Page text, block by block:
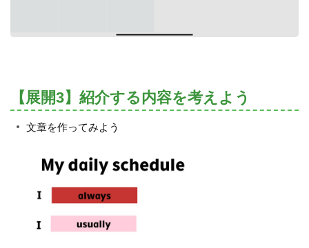
【展開3】紹介する内容を考えよう
文章を作ってみよう